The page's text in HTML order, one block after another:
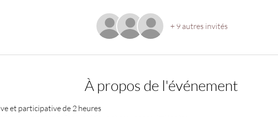
+ 9 autres invités
À propos de l'événement
et participative de 2 heures